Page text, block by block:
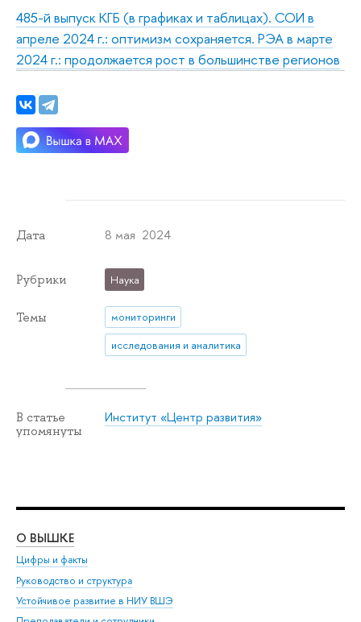
485-й выпуск КГБ (в графиках и таблицах). СОИ в
апреле 2024 г.: оптимизм сохраняется. РЭА в марте
2024 г.: продолжается рост в большинстве регионов
Дата 8 мая 2024
Рубрики Наука
Темы
мониторинги
исследования и аналитика
В статье
упомянуты
Институт «Центр развития»
О ВЫШКЕ
Цифры и факты
Руководство и структура
Устойчивое развитие в НИУ ВШЭ